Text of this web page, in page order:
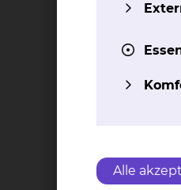
Für die
regelmäßig
Alle